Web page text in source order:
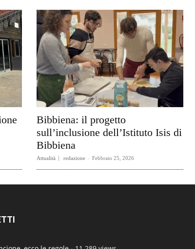
Bibbiena: il progetto
sull’inclusione dell’Istituto Isis di
Bibbiena
Attualità redazione - Febbraio 25, 2026